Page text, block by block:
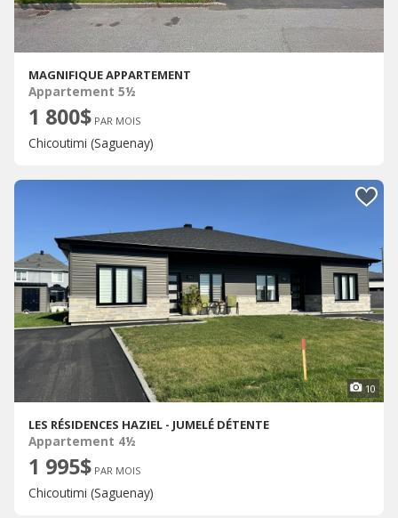
MAGNIFIQUE APPARTEMENT
Appartement 5½
1 800$ PAR MOIS
Chicoutimi (Saguenay)
10
LES RÉSIDENCES HAZIEL - JUMELÉ DÉTENTE
Appartement 4½
1 995$ PAR MOIS
Chicoutimi (Saguenay)